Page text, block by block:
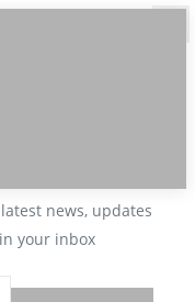
news, updates
your inbox